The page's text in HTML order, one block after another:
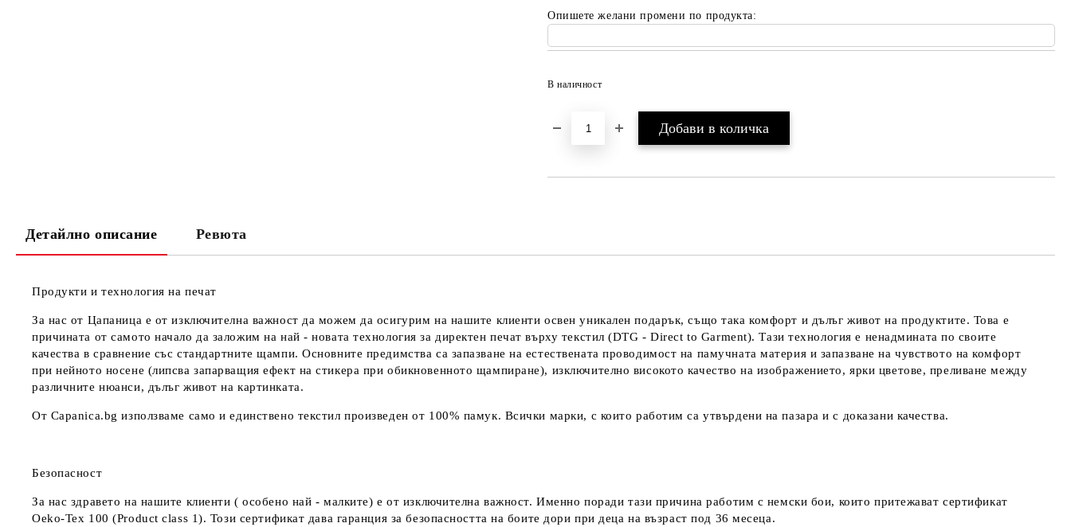
Опишете желани промени по продукта:
В наличност
Детайлно описание Ревюта
Продукти и технология на печат
За нас от Цапаница е от изключителна важност да можем да осигурим на нашите клиенти освен уникален подарък, също така комфорт и дълъг живот на продуктите. Това е
причината от самото начало да заложим на най - новата технология за директен печат върху текстил (DTG - Direct to Garment). Тази технология е ненадмината по своите
качества в сравнение със стандартните щампи. Основните предимства са запазване на естествената проводимост на памучната материя и запазване на чувството на комфорт
при нейното носене (липсва запарващия ефект на стикера при обикновенното щампиране), изключително високото качество на изображението, ярки цветове, преливане между
различните нюанси, дълъг живот на картинката.
От Capanica.bg използваме само и единствено текстил произведен от 100% памук. Всички марки, с които работим са утвърдени на пазара и с доказани качества.
Безопасност
За нас здравето на нашите клиенти ( особено най - малките) е от изключителна важност. Именно поради тази причина работим с немски бои, които притежават сертификат
Oeko-Tex 100 (Product class 1). Този сертификат дава гаранция за безопасността на боите дори при деца на възраст под 36 месеца.